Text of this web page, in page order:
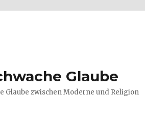
Glaube
Glaube zwischen Moderne und Religion